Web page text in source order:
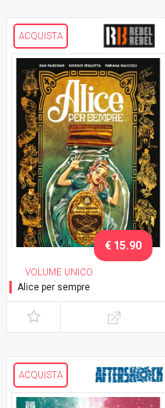
ACQUISTA
VOLUME UNICO
Alice per sempre
€ 15.90
ACQUISTA